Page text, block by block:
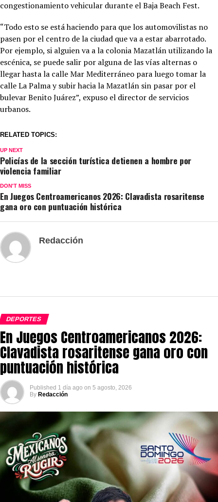
congestionamiento vehicular durante el Baja Beach Fest.
“Todo esto se está haciendo para que los automovilistas no
pasen por el centro de la ciudad que va a estar abarrotado.
Por ejemplo, si alguien va a la colonia Mazatlán utilizando la
escénica, se puede salir por alguna de las vías alternas o
llegar hasta la calle Mar Mediterráneo para luego tomar la
calle La Palma y subir hacia la Mazatlán sin pasar por el
bulevar Benito Juárez”, expuso el director de servicios
urbanos.
RELATED TOPICS:
UP NEXT
Policías de la sección turística detienen a hombre por
violencia familiar
DON'T MISS
En Juegos Centroamericanos 2026: Clavadista rosaritense
gana oro con puntuación histórica
Redacción
DEPORTES
En Juegos Centroamericanos 2026:
Clavadista rosaritense gana oro con
puntuación histórica
Published 1 día ago on 5 agosto, 2026
By Redacción